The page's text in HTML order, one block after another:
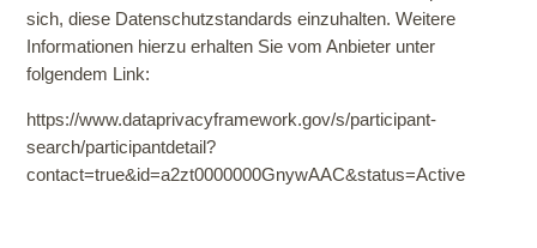
sich, diese Datenschutzstandards einzuhalten. Weitere
Informationen hierzu erhalten Sie vom Anbieter unter
folgendem Link:
https://www.dataprivacyframework.gov/s/participant-
search/participantdetail?
contact=true&id=a2zt0000000GnywAAC&status=Active